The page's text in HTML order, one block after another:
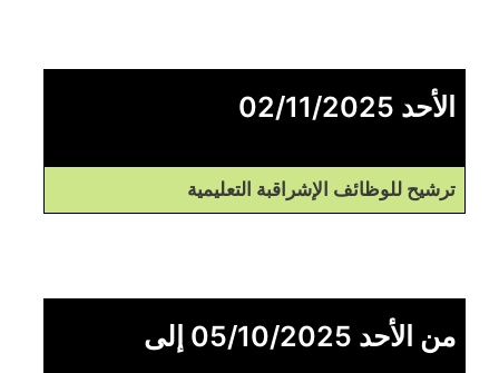
الأحد 02/11/2025
ترشيح للوظائف الإشراقبة التعليمية
من الأحد 05/10/2025 إلى